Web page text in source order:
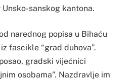
sanskog kantona.
narednog popisa u Bihaću
fascikle “grad duhova”.
gradski vijećnici
osobama”. Nazdravlje im